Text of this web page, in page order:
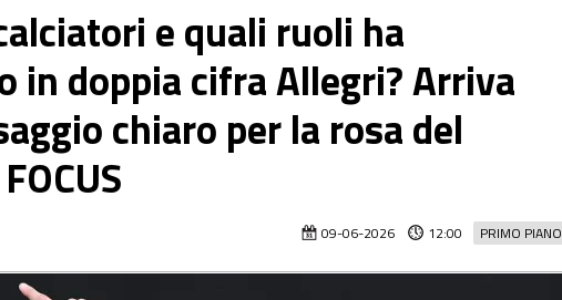
e quali ruoli ha
in doppia cifra Allegri? Arriva
chiaro per la rosa del
PRIMO PIANO
09-06-2026 12:00